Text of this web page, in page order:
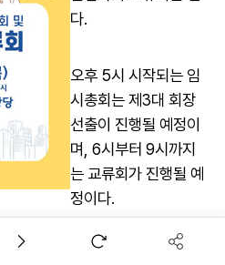
다.
오후 5시 시작되는 임
시총회는 제3대 회장
선출이 진행될 예정이
며, 6시부터 9시까지
는 교류회가 진행될 예
정이다.